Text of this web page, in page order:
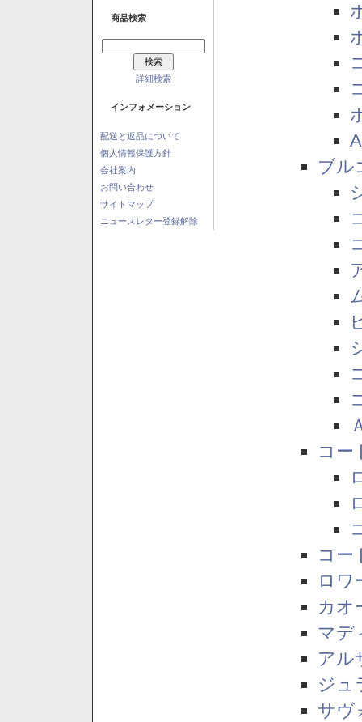
商品検索
詳細検索
インフォメーション
配送と返品について
個人情報保護方針
会社案内
お問い合わせ
サイトマップ
ニュースレター登録解除
ブル
コー
コー
ロワ
カオ
マデ
アル
ジュ
サヴ